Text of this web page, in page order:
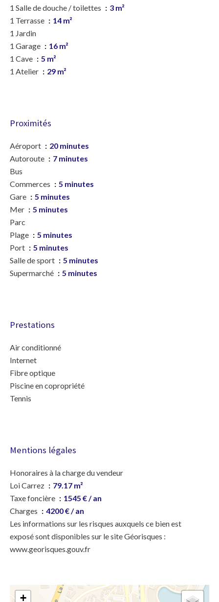
1 Salle de douche / toilettes
3 m²
1 Terrasse
14 m²
1 Jardin
1 Garage
16 m²
1 Cave
5 m²
1 Atelier
29 m²
Proximités
Aéroport
20 minutes
Autoroute
7 minutes
Bus
Commerces
5 minutes
Gare
5 minutes
Mer
5 minutes
Parc
Plage
5 minutes
Port
5 minutes
Salle de sport
5 minutes
Supermarché
5 minutes
Prestations
Air conditionné
Internet
Fibre optique
Piscine en copropriété
Tennis
Mentions légales
Honoraires à la charge du vendeur
Loi Carrez
79.17 m²
Taxe foncière
1545 € / an
Charges
4200 € / an
Les informations sur les risques auxquels ce bien est
exposé sont disponibles sur le site Géorisques :
www.georisques.gouv.fr
+